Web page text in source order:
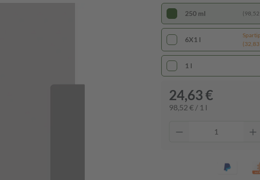
250 ml (98,52
6X1 l
1 l
24,63 €
98,52 € / 1 l